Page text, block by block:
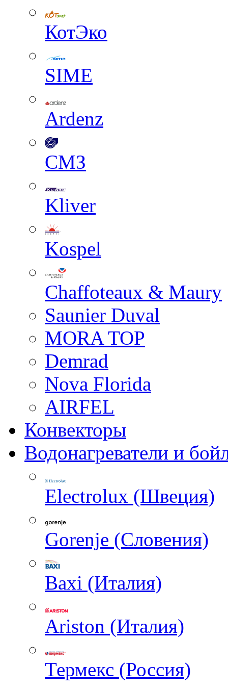
КотЭко
SIME
Ardenz
СМЗ
Kliver
Kospel
Chaffoteaux & Maury
Saunier Duval
MORA TOP
Demrad
Nova Florida
AIRFEL
Конвекторы
Водонагреватели и
Electrolux (Швеция)
Gorenje (Словения)
Baxi (Италия)
Ariston (Италия)
Термекс (Россия)